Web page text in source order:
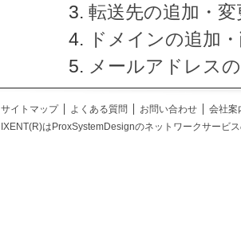
転送先の追加・
ドメインの追加
メールアドレス
サイトマップ よくある質問 お問い合わせ
会社案
IXENT(R)はProxSystemDesignのネットワークサービ